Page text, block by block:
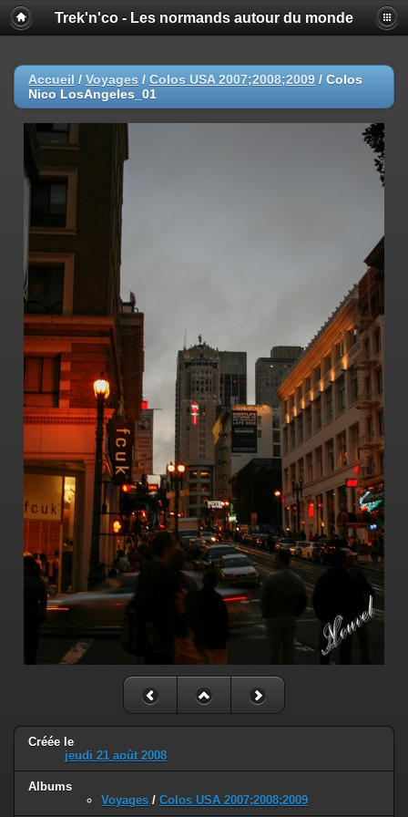
Trek'n'co - Les normands autour du monde
Accueil / Voyages / Colos USA 2007;2008;2009 / Colos
Nico LosAngeles_01
Créée le
jeudi 21 août 2008
Albums
Voyages / Colos USA 2007;2008;2009